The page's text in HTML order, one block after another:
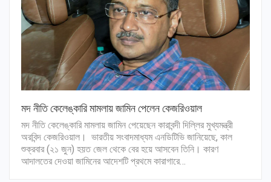
মদ নীতি কেলেঙ্কারি মামলায় জামিন পেলেন কেজরিওয়াল
মদ নীতি কেলেঙ্কারি মামলায় জামিন পেয়েছেন কারাবন্দী দিল্লির মুখ্যমন্ত্রী
অরবিন্দ কেজরিওয়াল। ভারতীয় সংবাদমাধ্যম এনডিটিভি জানিয়েছে, কাল
শুক্রবার (২১ জুন) হয়ত জেল থেকে বের হয়ে আসবেন তিনি। কারণ
আদালতের দেওয়া জামিনের আদেশটি প্রথমে কারাগারে…